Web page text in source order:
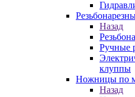
Назад
Ручные
клуппы
Ножницы по
Назад